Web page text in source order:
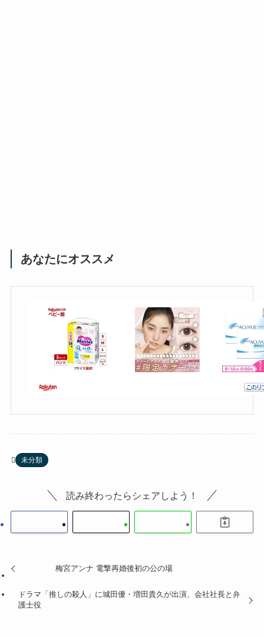
あなたにオススメ
未分類
読み終わったらシェアしよう！
梅宮アンナ 電撃再婚後初の公の場
ドラマ「推しの殺人」に城田優・増田貴久が出演、会社社長と弁
護士役